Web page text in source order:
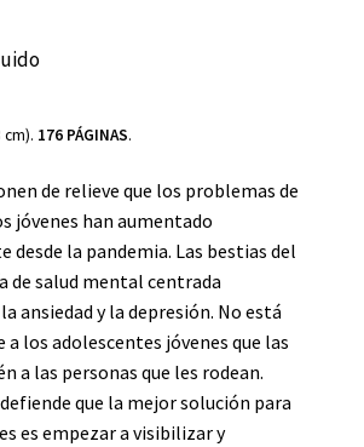
cm). 176 PÁGINAS.
de relieve que los problemas de
jóvenes han aumentado
desde la pandemia. Las bestias del
de salud mental centrada
ansiedad y la depresión. No está
los adolescentes jóvenes que las
a las personas que les rodean.
que la mejor solución para
es empezar a visibilizar y